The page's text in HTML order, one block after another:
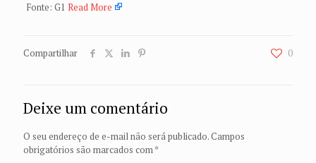
Fonte: G1 Read More
Compartilhar 0
Deixe um comentário
O seu endereço de e-mail não será publicado.Campos
obrigatórios são marcados com*